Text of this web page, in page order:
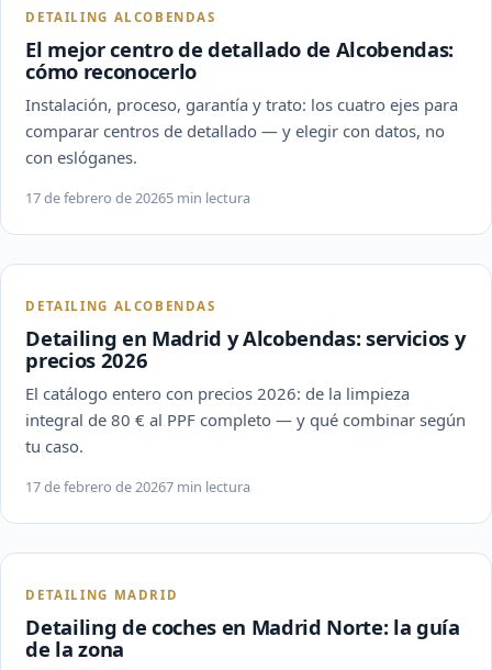
DETAILING ALCOBENDAS
El mejor centro de detallado de Alcobendas:
cómo reconocerlo
Instalación, proceso, garantía y trato: los cuatro ejes para
comparar centros de detallado — y elegir con datos, no
con eslóganes.
17 de febrero de 20265 min lectura
DETAILING ALCOBENDAS
Detailing en Madrid y Alcobendas: servicios y
precios 2026
El catálogo entero con precios 2026: de la limpieza
integral de 80 € al PPF completo — y qué combinar según
tu caso.
17 de febrero de 20267 min lectura
DETAILING MADRID
Detailing de coches en Madrid Norte: la guía
de la zona